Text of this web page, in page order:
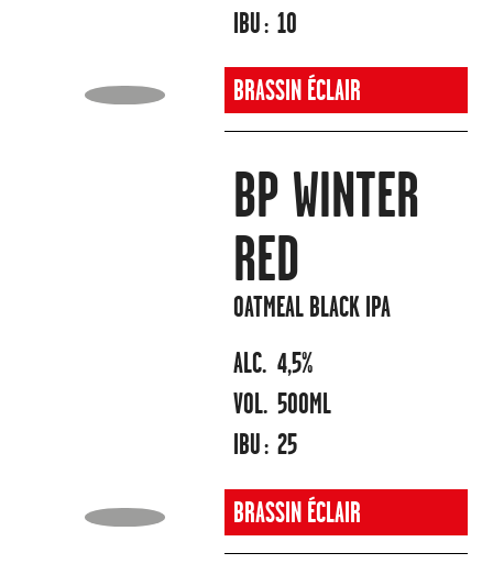
IBU : 10
BRASSIN ÉCLAIR
BP WINTER
RED
OATMEAL BLACK IPA
ALC. 4,5%
VOL. 500ML
IBU : 25
BRASSIN ÉCLAIR